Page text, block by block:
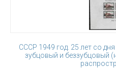
СССР 1949 год. 25 лет со
зубцовый и беззубцовый